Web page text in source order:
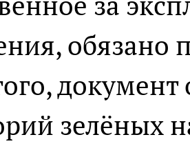
обязано
документ
зелёных